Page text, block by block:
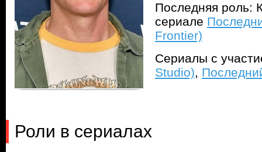
Последняя роль:
сериале
Frontier)
Сериалы с
Studio),
Роли в сериалах